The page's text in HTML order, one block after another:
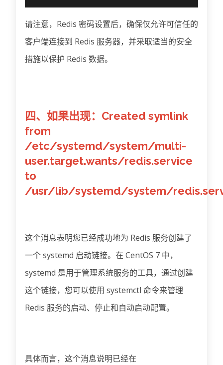
请注意，Redis 密码设置后，确保仅允许可信任的
客户端连接到 Redis 服务器，并采取适当的安全
措施以保护 Redis 数据。
四、如果出现：Created symlink
from
/etc/systemd/system/multi-
user.target.wants/redis.service
to
/usr/lib/systemd/system/
这个消息表明您已经成功地为 Redis 服务创建了
一个 systemd 启动链接。在 CentOS 7 中，
systemd 是用于管理系统服务的工具，通过创建
这个链接，您可以使用 systemctl 命令来管理
Redis 服务的启动、停止和自动启动配置。
具体而言，这个消息说明已经在